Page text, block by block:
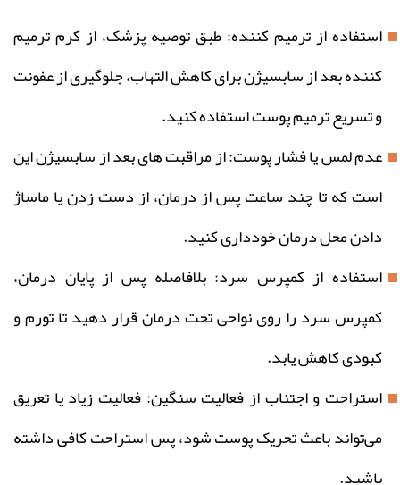
استفاده از ترمیم‌ کننده: طبق توصیه پزشک، از کرم ترمیم‌
کننده بعد از سابسیژن برای کاهش التهاب، جلوگیری از عفونت
و تسریع ترمیم پوست استفاده کنید.
عدم لمس یا فشار پوست: از مراقبت های بعد از سابسیژن این
است که تا چند ساعت پس از درمان، از دست زدن یا ماساژ
دادن محل درمان خودداری کنید.
استفاده از کمپرس سرد: بلافاصله پس از پایان درمان،
کمپرس سرد را روی نواحی تحت درمان قرار دهید تا تورم و
کبودی کاهش یابد.
استراحت و اجتناب از فعالیت سنگین: فعالیت زیاد یا تعریق
می‌تواند باعث تحریک پوست شود، پس استراحت کافی داشته
باشید.